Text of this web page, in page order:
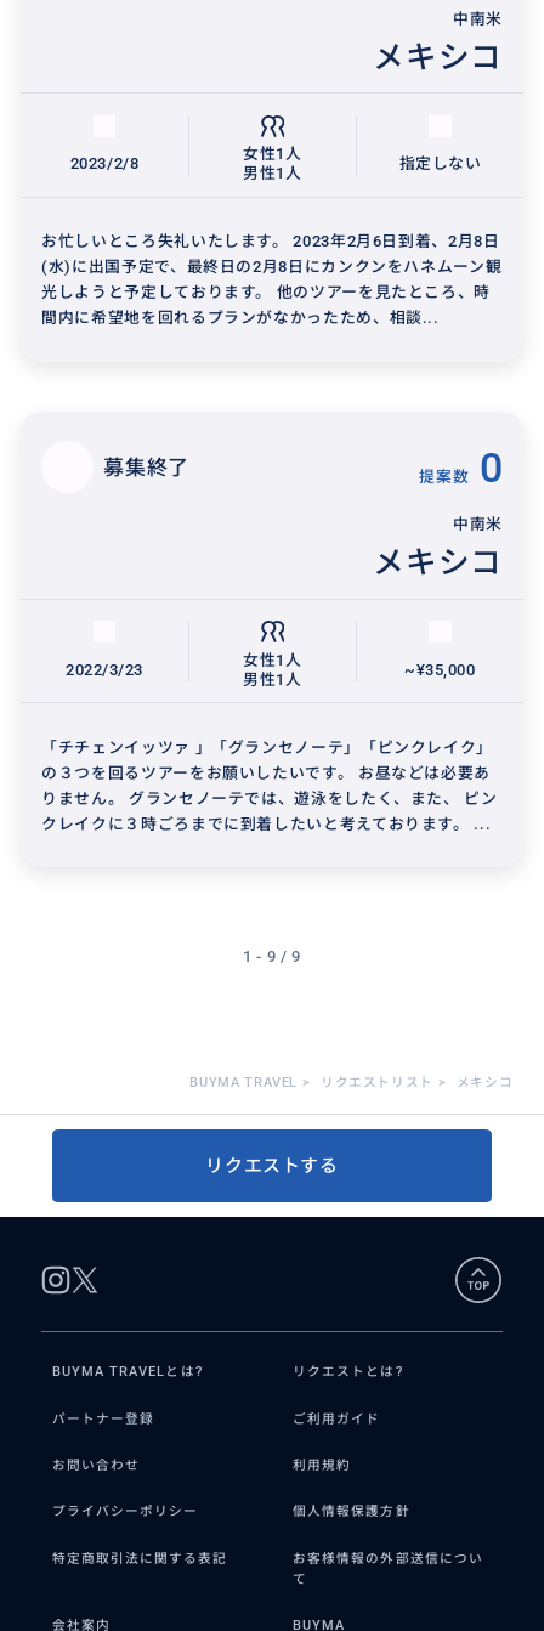
中南米
メキシコ
2023/2/8
女性1人
男性1人
指定しない
お忙しいところ失礼いたします。 2023年2月6日到着、2月8日
(水)に出国予定で、最終日の2月8日にカンクンをハネムーン観
光しようと予定しております。 他のツアーを見たところ、時
間内に希望地を回れるプランがなかったため、相談...
募集終了 提案数 0
中南米
メキシコ
2022/3/23
女性1人
男性1人
~¥35,000
「チチェンイッツァ 」「グランセノーテ」「ピンクレイク」
の３つを回るツアーをお願いしたいです。 お昼などは必要あ
りません。 グランセノーテでは、遊泳をしたく、また、 ピン
クレイクに３時ごろまでに到着したいと考えております。 ...
1 - 9 / 9
BUYMA TRAVEL > リクエストリスト > メキシコ
リクエストする
BUYMA TRAVELとは? リクエストとは?
パートナー登録 ご利用ガイド
お問い合わせ 利用規約
プライバシーポリシー 個人情報保護方針
特定商取引法に関する表記
お客様情報の外部送信につい
て
会社案内 BUYMA